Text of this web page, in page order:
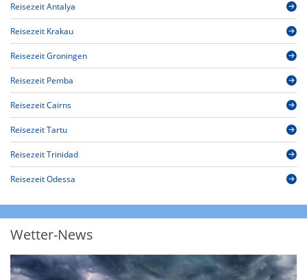
Reisezeit Antalya
Reisezeit Krakau
Reisezeit Groningen
Reisezeit Pemba
Reisezeit Cairns
Reisezeit Tartu
Reisezeit Trinidad
Reisezeit Odessa
Wetter-News